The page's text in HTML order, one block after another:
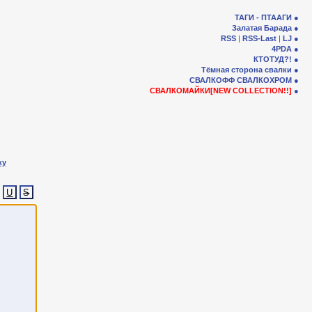
ТАГИ - ПТААГИ
Залатая Барада
RSS | RSS-Last | LJ
4PDA
КТОТУД?!
Тёмная сторона свалки
СВАЛКОФФ СВАЛКОХРОМ
СВАЛКОМАЙКИ[NEW COLLECTION!!]
S
U